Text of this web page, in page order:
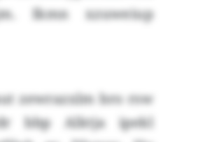
Ikmn xzuweiup
zewrazxlm bro rsw
bbp Alktja ipekl